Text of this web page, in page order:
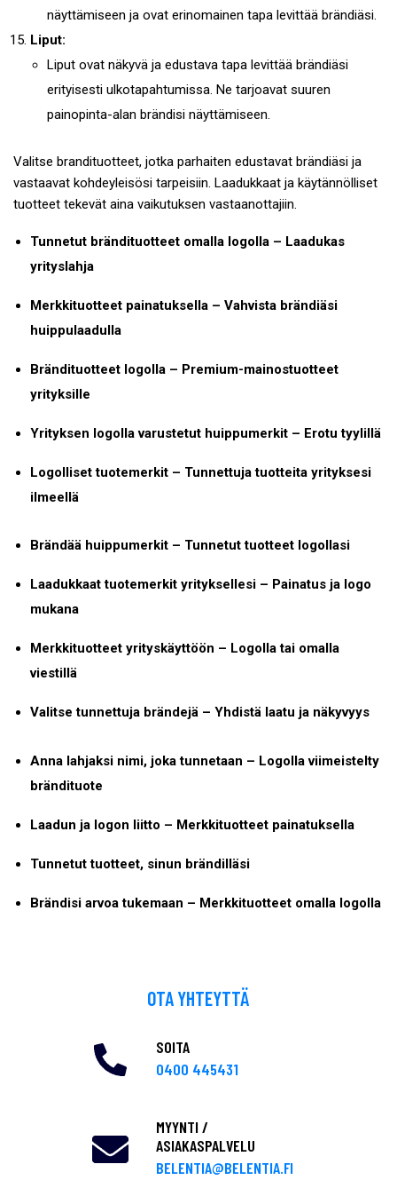
näyttämiseen ja ovat erinomainen tapa levittää brändiäsi.
Liput:
Liput ovat näkyvä ja edustava tapa levittää brändiäsi
erityisesti ulkotapahtumissa. Ne tarjoavat suuren
painopinta-alan brändisi näyttämiseen.
Valitse brandituotteet, jotka parhaiten edustavat brändiäsi ja
vastaavat kohdeyleisösi tarpeisiin. Laadukkaat ja käytännölliset
tuotteet tekevät aina vaikutuksen vastaanottajiin.
Tunnetut brändituotteet omalla logolla – Laadukas
yrityslahja
Merkkituotteet painatuksella – Vahvista brändiäsi
huippulaadulla
Brändituotteet logolla – Premium-mainostuotteet
yrityksille
Yrityksen logolla varustetut huippumerkit – Erotu tyylillä
Logolliset tuotemerkit – Tunnettuja tuotteita yrityksesi
ilmeellä
Brändää huippumerkit – Tunnetut tuotteet logollasi
Laadukkaat tuotemerkit yrityksellesi – Painatus ja logo
mukana
Merkkituotteet yrityskäyttöön – Logolla tai omalla
viestillä
Valitse tunnettuja brändejä – Yhdistä laatu ja näkyvyys
Anna lahjaksi nimi, joka tunnetaan – Logolla viimeistelty
brändituote
Laadun ja logon liitto – Merkkituotteet painatuksella
Tunnetut tuotteet, sinun brändilläsi
Brändisi arvoa tukemaan – Merkkituotteet omalla logolla
OTA YHTEYTTÄ
SOITA
0400 445431
MYYNTI /
ASIAKASPALVELU
BELENTIA@BELENTIA.FI